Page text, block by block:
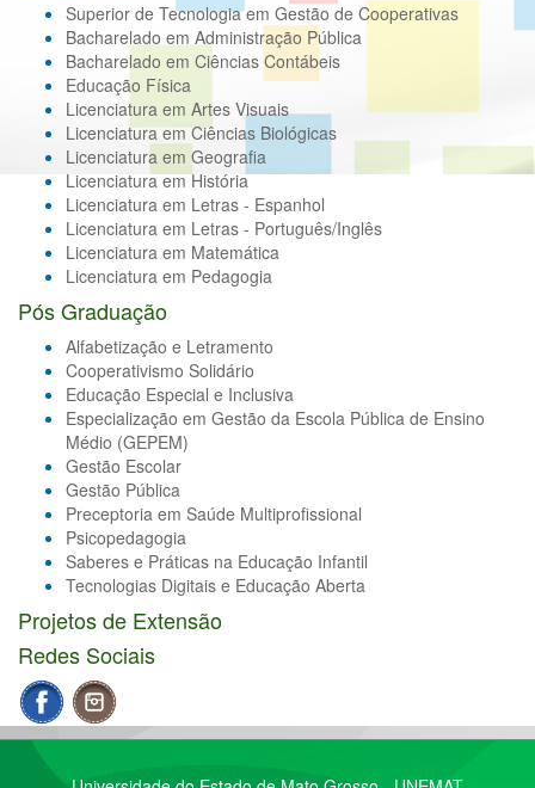
Superior de Tecnologia em Gestão de Cooperativas
Bacharelado em Administração Pública
Bacharelado em Ciências Contábeis
Educação Física
Licenciatura em Artes Visuais
Licenciatura em Ciências Biológicas
Licenciatura em Geografia
Licenciatura em História
Licenciatura em Letras - Espanhol
Licenciatura em Letras - Português/Inglês
Licenciatura em Matemática
Licenciatura em Pedagogia
Pós Graduação
Alfabetização e Letramento
Cooperativismo Solidário
Educação Especial e Inclusiva
Especialização em Gestão da Escola Pública de Ensino
Médio (GEPEM)
Gestão Escolar
Gestão Pública
Preceptoria em Saúde Multiprofissional
Psicopedagogia
Saberes e Práticas na Educação Infantil
Tecnologias Digitais e Educação Aberta
Projetos de Extensão
Redes Sociais